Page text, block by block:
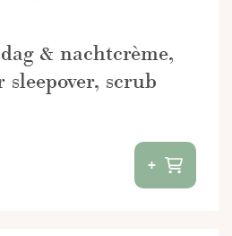
& nachtcrème,
sleepover, scrub
+